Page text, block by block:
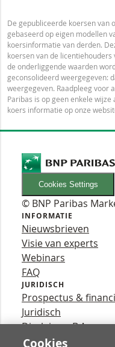
De gepubliceerde koersen van
gebaseerd op eigen modellen
koersinformatie van derden.
koersen van de
de onderliggende waarden
geconsolideerd weergegeven:
weergegeven. Raadpleeg voor
Paribas is op geen enkele
koers informatie op onze
Cookies Settings
© BNP Paribas
INFORMATIE
Nieuwsbrieven
Visie van experts
Webinars
FAQ
JURIDISCH
Prospectus &
Juridisch
Disclaimer B.A.
Privacy
Cookies